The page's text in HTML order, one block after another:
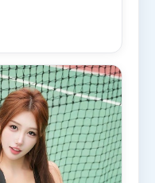
墨菲、木村拓哉、
于2024年10月8日